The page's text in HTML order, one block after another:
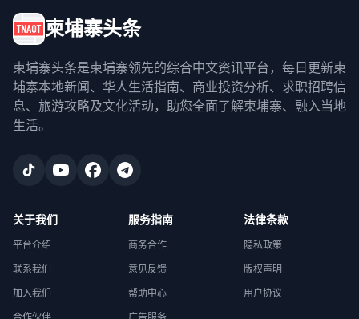
柬埔寨头条
柬埔寨头条是柬埔寨领先的综合中文资讯平台，每日更新柬
埔寨本地新闻、华人生活指南、商业投资分析、求职招聘信
息、旅游攻略及文化活动，助您全面了解柬埔寨、融入当地
生活。
关于我们
平台介绍
联系我们
加入我们
服务指南
商务合作
意见反馈
帮助中心
法律条款
隐私政策
版权声明
用户协议